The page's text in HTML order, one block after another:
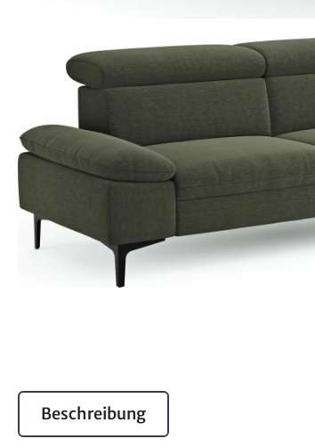
Beschreibung